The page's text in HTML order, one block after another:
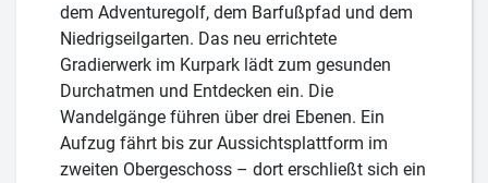
dem Adventuregolf, dem Barfußpfad und dem
Niedrigseilgarten. Das neu errichtete
Gradierwerk im Kurpark lädt zum gesunden
Durchatmen und Entdecken ein. Die
Wandelgänge führen über drei Ebenen. Ein
Aufzug fährt bis zur Aussichtsplattform im
zweiten Obergeschoss – dort erschließt sich ein